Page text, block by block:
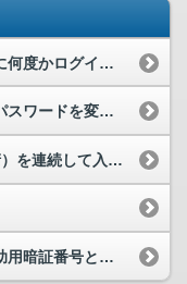
マイナンバーカードでマイナポータルに何度かログインに失敗するとロックがかかりますか。
「パスワードがロックしているため、パスワードを変更できませんでした。お住まいの市区町村の窓口で...
券面事項入力補助用暗証番号（数字4桁）を連続して入力を誤ったため、暗証番号がロックされました。...
マイナンバーカードの券面事項入力補助用暗証番号とは何でしょうか。